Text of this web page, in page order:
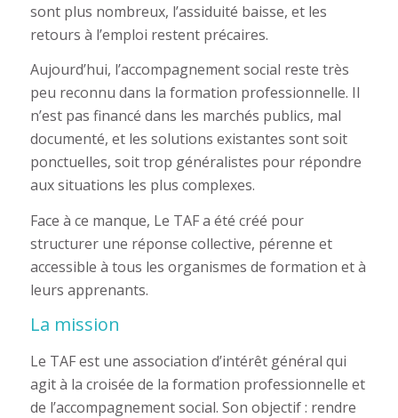
sont plus nombreux, l’assiduité baisse, et les
retours à l’emploi restent précaires.
Aujourd’hui, l’accompagnement social reste très
peu reconnu dans la formation professionnelle. Il
n’est pas financé dans les marchés publics, mal
documenté, et les solutions existantes sont soit
ponctuelles, soit trop généralistes pour répondre
aux situations les plus complexes.
Face à ce manque, Le TAF a été créé pour
structurer une réponse collective, pérenne et
accessible à tous les organismes de formation et à
leurs apprenants.
La mission
Le TAF est une association d’intérêt général qui
agit à la croisée de la formation professionnelle et
de l’accompagnement social. Son objectif : rendre